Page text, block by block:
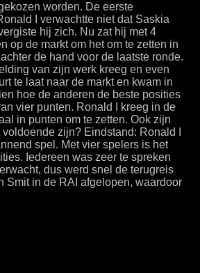
worden. De eerste
I verwachtte niet dat Saskia
hij zich. Nu zat hij met 4
op de markt om het om te zetten in
de hand voor de laatste ronde.
van zijn werk kreeg en even
te laat naar de markt en kwam in
hoe de anderen de beste posities
vier punten. Ronald I kreeg in de
in punten om te zetten. Ook zijn
zijn? Eindstand: Ronald I
spel. Met vier spelers is het
Iedereen was zeer te spreken
dus werd snel de terugreis
Smit in de RAI afgelopen, waardoor